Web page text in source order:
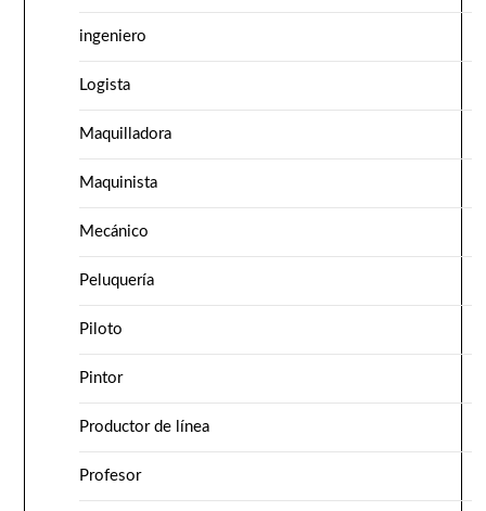
ingeniero
Logista
Maquilladora
Maquinista
Mecánico
Peluquería
Piloto
Pintor
Productor de línea
Profesor